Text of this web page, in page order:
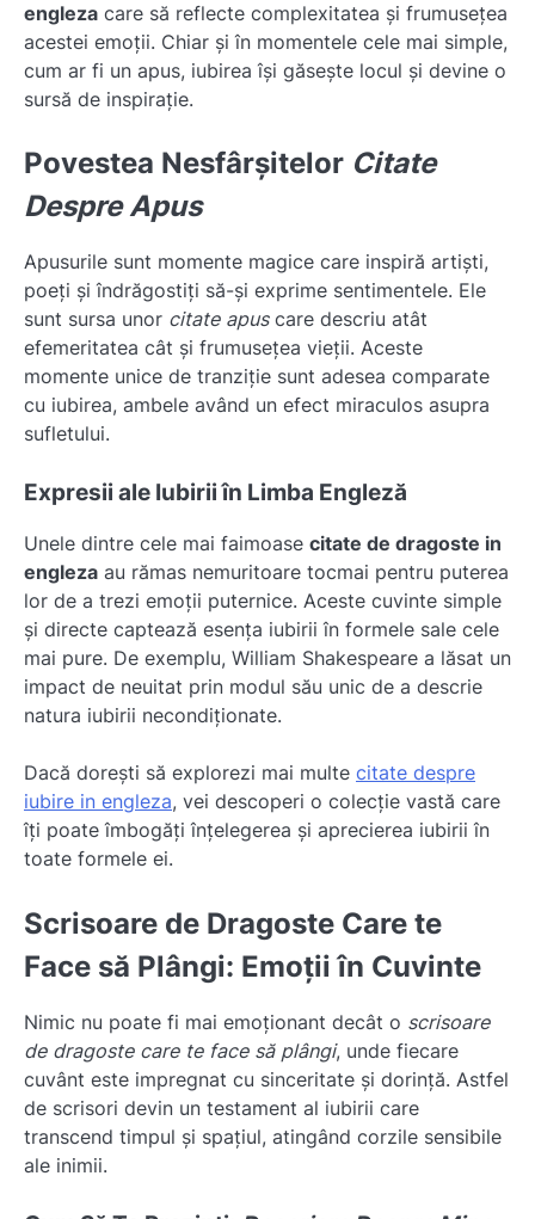
engleza care să reflecte complexitatea și frumusețea
acestei emoții. Chiar și în momentele cele mai simple,
cum ar fi un apus, iubirea își găsește locul și devine o
sursă de inspirație.
Povestea Nesfârșitelor Citate
Despre Apus
Apusurile sunt momente magice care inspiră artiști,
poeți și îndrăgostiți să-și exprime sentimentele. Ele
sunt sursa unor citate apuscare descriu atât
efemeritatea cât și frumusețea vieții. Aceste
momente unice de tranziție sunt adesea comparate
cu iubirea, ambele având un efect miraculos asupra
sufletului.
Expresii ale Iubirii în Limba Engleză
Unele dintre cele mai faimoase citate de dragoste in
engleza au rămas nemuritoare tocmai pentru puterea
lor de a trezi emoții puternice. Aceste cuvinte simple
și directe captează esența iubirii în formele sale cele
mai pure. De exemplu, William Shakespeare a lăsat un
impact de neuitat prin modul său unic de a descrie
natura iubirii necondiționate.
Dacă dorești să explorezi mai multe citate despre
iubire in engleza, vei descoperi o colecție vastă care
îți poate îmbogăți înțelegerea și aprecierea iubirii în
toate formele ei.
Scrisoare de Dragoste Care te
Face să Plângi: Emoții în Cuvinte
Nimic nu poate fi mai emoționant decât o scrisoare
de dragoste care te face să plângi, unde fiecare
cuvânt este impregnat cu sinceritate și dorință. Astfel
de scrisori devin un testament al iubirii care
transcend timpul și spațiul, atingând corzile sensibile
ale inimii.